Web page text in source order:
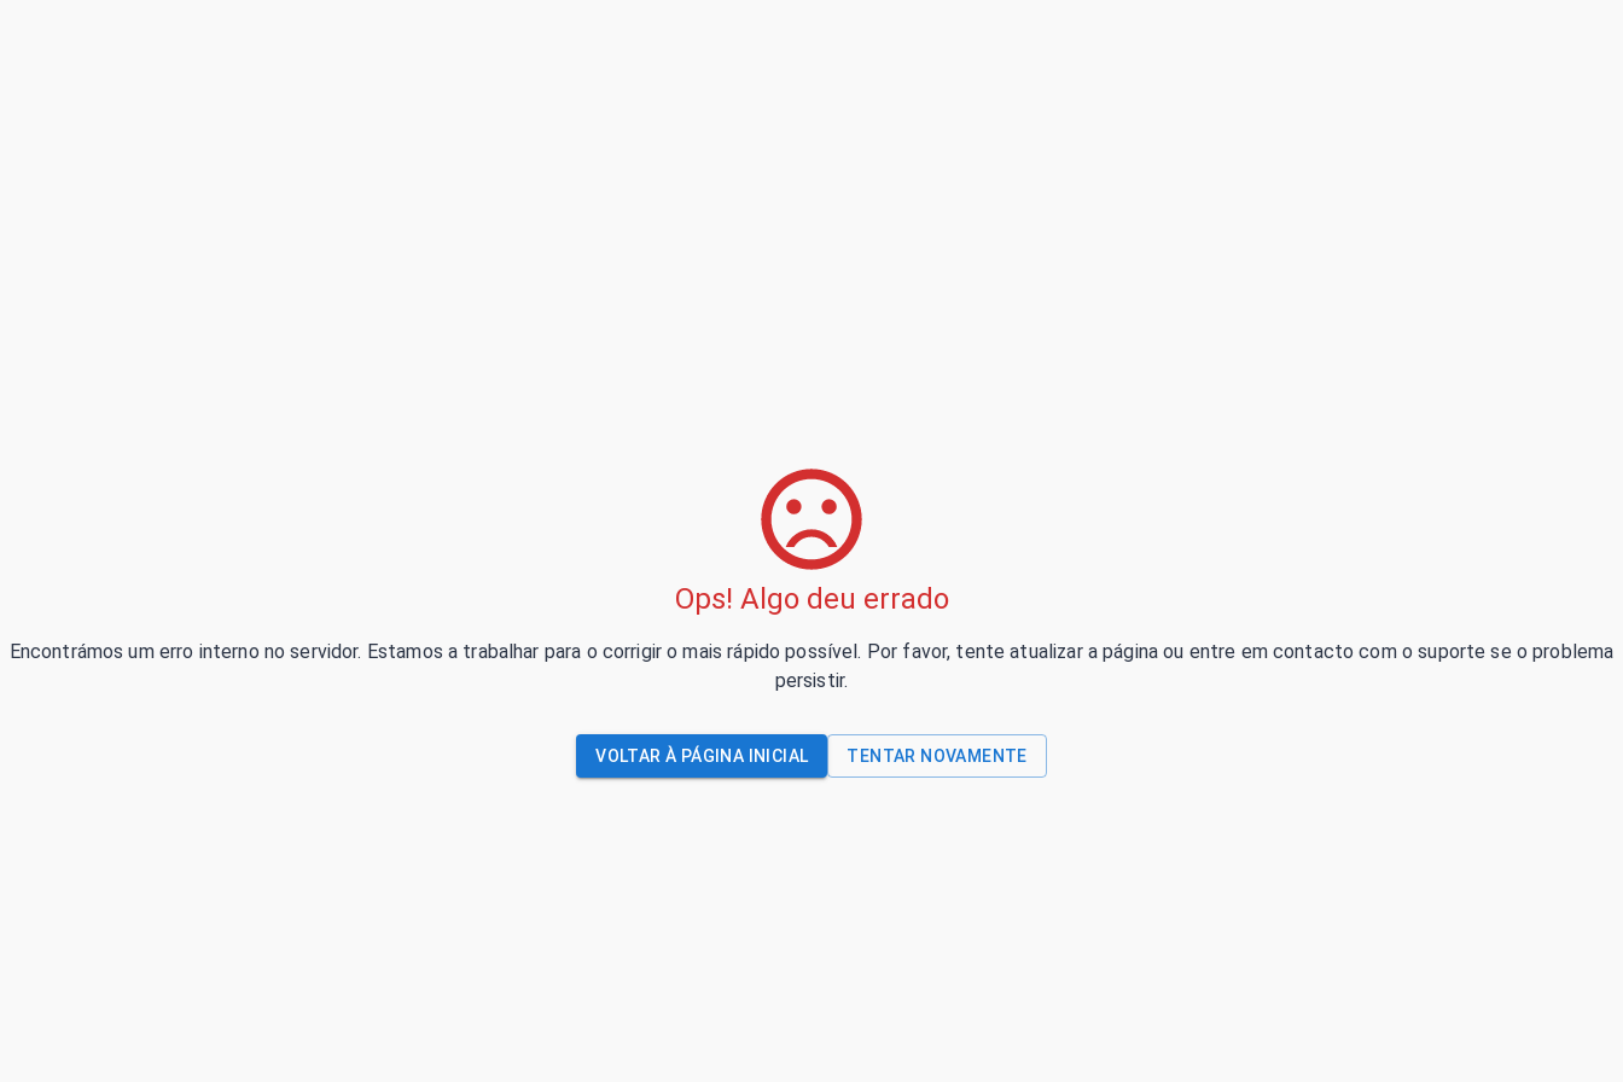
Ops! Algo deu errado
Encontrámos um erro interno no servidor. Estamos a trabalhar para o corrigir o mais rápido possível. Por favor, tente atualizar a página ou entre em contacto com o suporte se o problema
persistir.
VOLTAR À PÁGINA INICIAL TENTAR NOVAMENTE